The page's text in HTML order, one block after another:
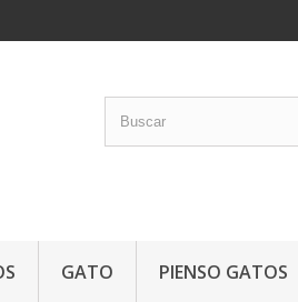
GATO PIENSO GATOS